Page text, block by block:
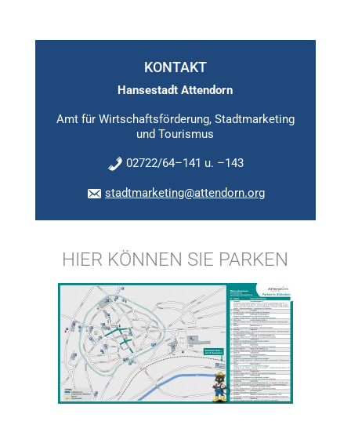
KONTAKT
Hansestadt Attendorn
Amt für Wirtschaftsförderung, Stadtmarketing
und Tourismus
02722/64–141 u. –143
stadtmarketing@attendorn.org
HIER KÖNNEN SIE PARKEN